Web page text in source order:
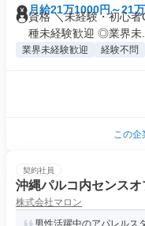
月給21万1000円～21
資格 ＼未経験・初心
種未経験歓迎 ◎業界未...
業界未経験歓迎 経験不問
この企
契約社員
沖縄パルコ内センス
株式会社マロン
男性活躍中のアパレルス